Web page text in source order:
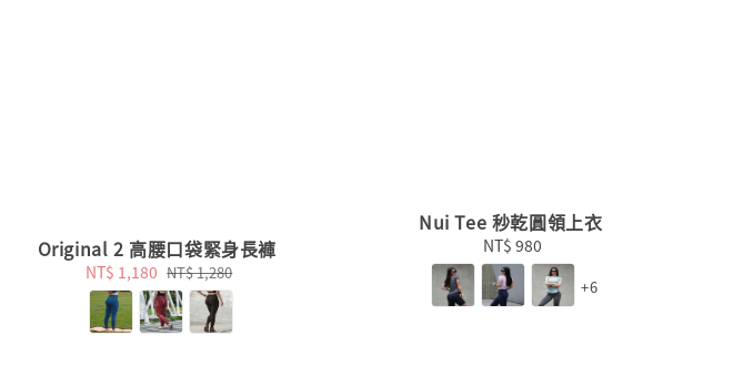
Original 2 高腰口袋緊身長褲
Sale
price
NT$ 1,180 Regular
price
NT$ 1,280
Nui Tee 秒乾圓領上衣
Regular
price
NT$ 980
+6